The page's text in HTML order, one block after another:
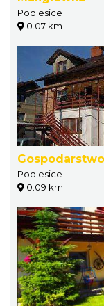
Podlesice
0.07 km
Podlesice
0.09 km